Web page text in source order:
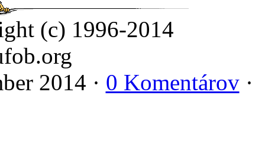
(c) 1996-2014
2014 · 0 Komentárov·